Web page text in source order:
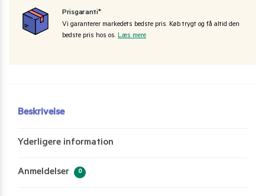
Prisgaranti*
Vi garanterer markedets bedste pris. Køb trygt og få altid den
bedste pris hos os. Læs mere
Beskrivelse
Yderligere information
Anmeldelser 0